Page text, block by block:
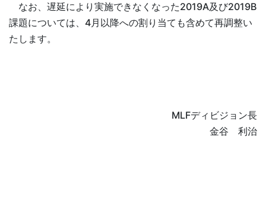
なお、遅延により実施できなくなった2019A及び2019B
課題については、4月以降への割り当ても含めて再調整い
たします。
MLFディビジョン長
金谷 利治